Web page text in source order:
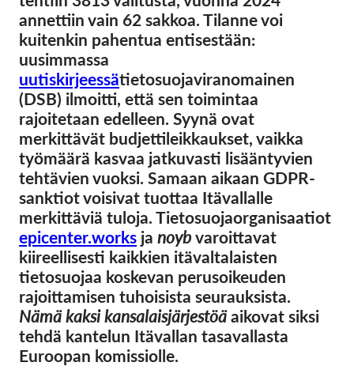
Meistä
Vuosikertomukset
Usein kysyttyä
Rekry
Edustajakanne
OnionShare
Media
Yhteystiedot
GDPRhub
annettiin vain 62 sakkoa. Tilanne voi
kuitenkin pahentua entisestään:
uusimmassa
uutiskirjeessätietosuojaviranomainen
(DSB) ilmoitti, että sen toimintaa
rajoitetaan edelleen. Syynä ovat
merkittävät budjettileikkaukset, vaikka
työmäärä kasvaa jatkuvasti lisääntyvien
tehtävien vuoksi. Samaan aikaan GDPR-
sanktiot voisivat tuottaa Itävallalle
merkittäviä tuloja. Tietosuojaorganisaatiot
epicenter.works ja noybvaroittavat
kiireellisesti kaikkien itävaltalaisten
tietosuojaa koskevan perusoikeuden
rajoittamisen tuhoisista seurauksista.
Nämä kaksi kansalaisjärjestöäaikovat siksi
tehdä kantelun Itävallan tasavallasta
Euroopan komissiolle.